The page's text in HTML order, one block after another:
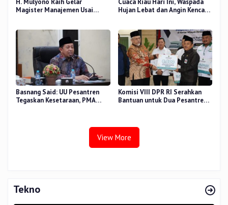
Magister Manajemen Usai
Hujan Lebat dan Angin Kencang
Basnang Said: UU Pesantren
Tegaskan Kesetaraan, PMA
Komisi VIII DPR RI Serahkan
Bantuan untuk Dua Pesantren
View More
Tekno